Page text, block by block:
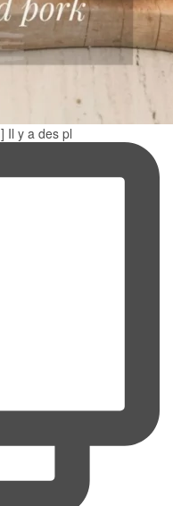
] Il y a des pl